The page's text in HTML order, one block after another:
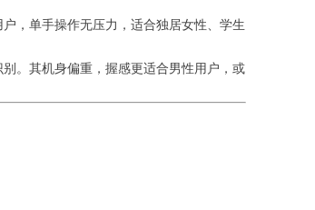
，单手操作无压力，适合独居女性、学生
。其机身偏重，握感更适合男性用户，或